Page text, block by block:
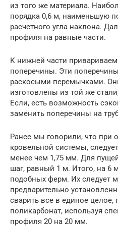
из того же материала.
порядка 0,6 м, наименьшую
расчетного угла наклона.
профиля на равные части.
К нижней части
поперечины. Эти
раскосыми перемычками.
изготовлены из той же
Если, есть возможность
заменить поперечины на
Ранее мы говорили, что при
кровельной системы,
менее чем 1,75 мм. Для
шаг, равный 1 м. Итого, на 6
подобных ферм. Их следует
предварительно
сварить все в единое целое,
поликарбонат, используя
профиля 20 на 20 мм.